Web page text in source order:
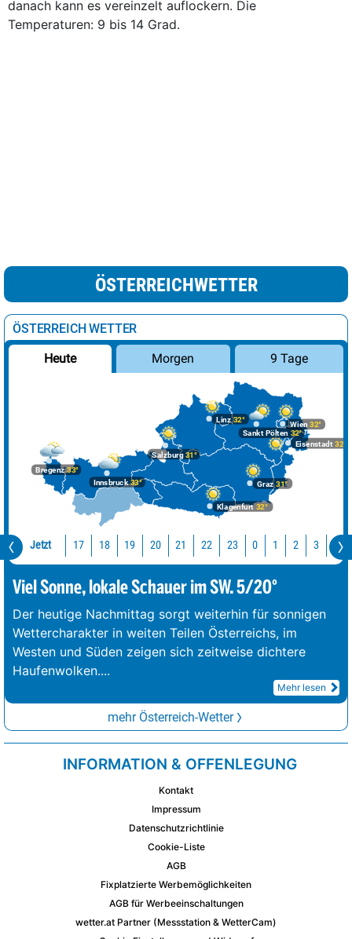
danach kann es vereinzelt auflockern. Die
Temperaturen: 9 bis 14 Grad.
ÖSTERREICHWETTER
ÖSTERREICH WETTER
Heute Morgen 9 Tage
Bregenz33°
Graz31°
Innsbruck33°
Klagenfurt 32°
Linz32°
Salzburg31°
Wien 32°
Eisenstadt 32°
Sankt Pölten 32°
Jetzt 17 18 19 20 21 22 23 0 1 2 3 4
Viel Sonne, lokale Schauer im SW. 5/20°
Der heutige Nachmittag sorgt weiterhin für sonnigen
Wettercharakter in weiten Teilen Österreichs, im
Westen und Süden zeigen sich zeitweise dichtere
Haufenwolken....
Mehr lesen
mehr Österreich-Wetter
INFORMATION & OFFENLEGUNG
Kontakt
Impressum
Datenschutzrichtlinie
Cookie-Liste
AGB
Fixplatzierte Werbemöglichkeiten
AGB für Werbeeinschaltungen
wetter.at Partner (Messstation & WetterCam)